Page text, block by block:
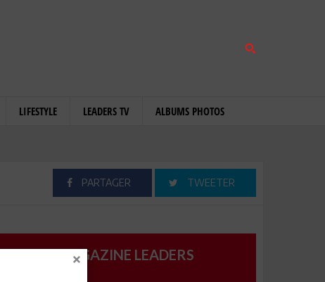
LIFESTYLE LEADERS TV ALBUMS PHOTOS
PARTAGER TWEETER
MAGAZINE LEADERS